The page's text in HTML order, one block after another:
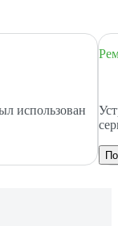
использован